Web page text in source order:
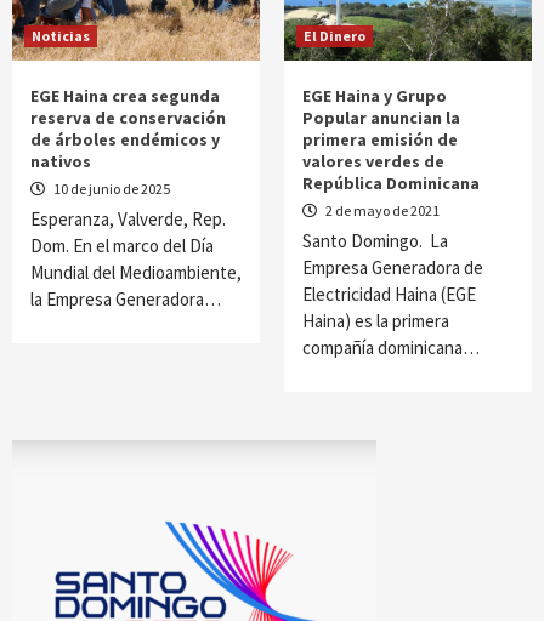
Noticias
EGE Haina crea segunda
reserva de conservación
de árboles endémicos y
nativos
10 de junio de 2025
Esperanza, Valverde, Rep.
Dom. En el marco del Día
Mundial del Medioambiente,
la Empresa Generadora…
El Dinero
EGE Haina y Grupo
Popular anuncian la
primera emisión de
valores verdes de
República Dominicana
2 de mayo de 2021
Santo Domingo. La
Empresa Generadora de
Electricidad Haina (EGE
Haina) es la primera
compañía dominicana…